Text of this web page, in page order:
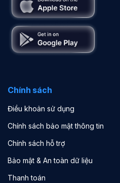
Chính sách
Điều khoản sử dụng
Chính sách bảo mật thông tin
Chính sách hỗ trợ
Bảo mật & An toàn dữ liệu
Thanh toán